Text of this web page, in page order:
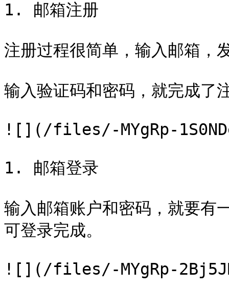
1. 邮箱注册
注册过程很简单，输入邮箱，
输入验证码和密码，就完成了
![](/files/-MYgRp-
1. 邮箱登录
输入邮箱账户和密码，就要有
可登录完成。
![](/files/-MYgRp-